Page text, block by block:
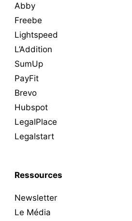
Abby
Freebe
Lightspeed
L’Addition
SumUp
PayFit
Brevo
Hubspot
LegalPlace
Legalstart
Ressources
Newsletter
Le Média